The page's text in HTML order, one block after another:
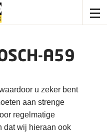
A59
u zeker bent
aan strenge
regelmatige
dat wij hieraan ook